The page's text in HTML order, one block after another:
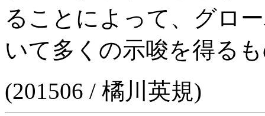
ることによって、グロ
いて多くの示唆を得る
(201506 / 橘川英規)